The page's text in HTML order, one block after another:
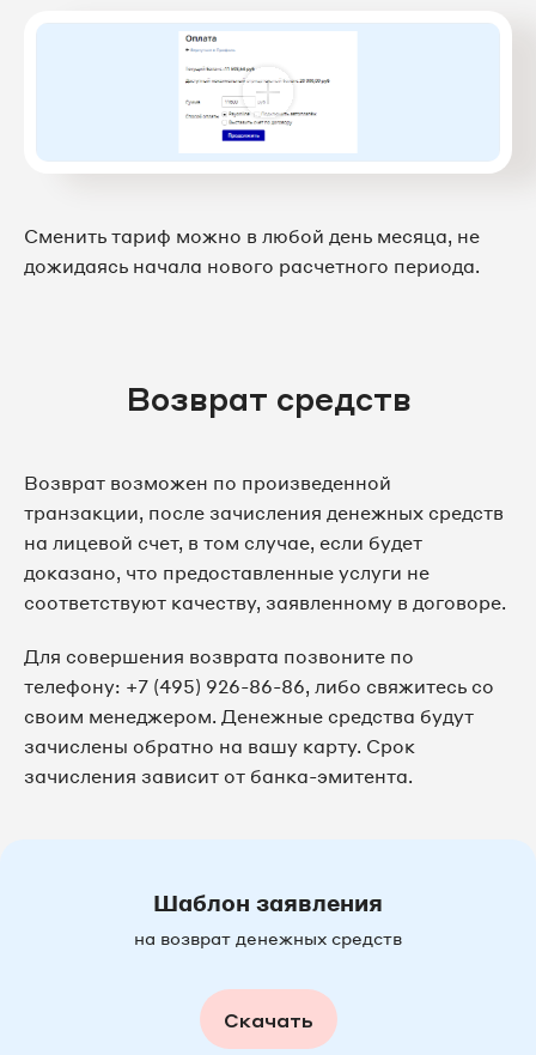
Сменить тариф можно в любой день месяца, не
дожидаясь начала нового расчетного периода.
Возврат средств
Возврат возможен по произведенной
транзакции, после зачисления денежных средств
на лицевой счет, в том случае, если будет
доказано, что предоставленные услуги не
соответствуют качеству, заявленному в договоре.
Для совершения возврата позвоните по
телефону: +7 (495) 926-86-86, либо свяжитесь со
своим менеджером. Денежные средства будут
зачислены обратно на вашу карту. Срок
зачисления зависит от банка-эмитента.
Шаблон заявления
на возврат денежных средств
Скачать